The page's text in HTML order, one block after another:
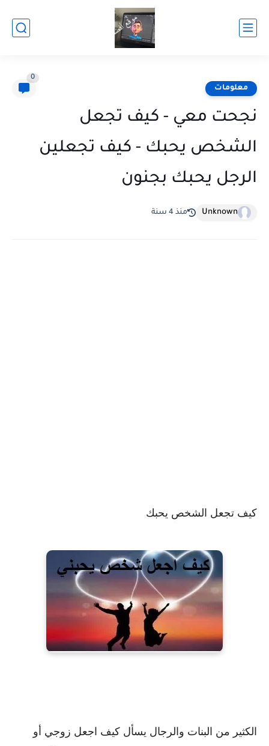
معلومات
0
نجحت معي - كيف تجعل
الشخص يحبك - كيف تجعلين
الرجل يحبك بجنون
Unknown منذ 4 سنة
كيف تجعل الشخص يحبك
الكثير من البنات والرجال يسأل كيف اجعل زوجي أو